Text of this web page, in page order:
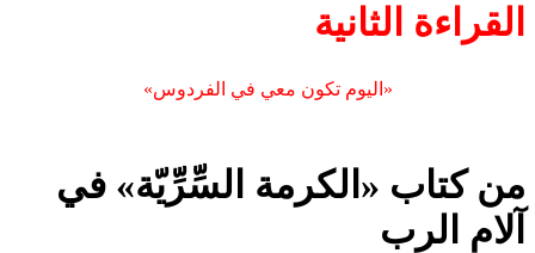
القراءة الثانية
«اليوم تكون معي في الفردوس»
من كتاب «الكرمة السِّرِّيّة» في
آلام الرب